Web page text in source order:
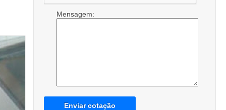
Mensagem:
Enviar cotação